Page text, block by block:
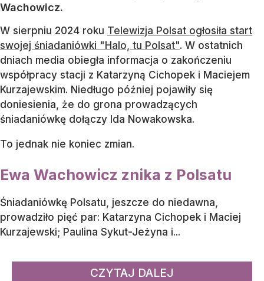
Wachowicz.
W sierpniu 2024 roku Telewizja Polsat ogłosiła start
swojej śniadaniówki "Halo, tu Polsat". W ostatnich
dniach media obiegła informacja o zakończeniu
współpracy stacji z Katarzyną Cichopek i Maciejem
Kurzajewskim. Niedługo później pojawiły się
doniesienia, że do grona prowadzących
śniadaniówkę dołączy Ida Nowakowska.
To jednak nie koniec zmian.
Ewa Wachowicz znika z Polsatu
Śniadaniówkę Polsatu, jeszcze do niedawna,
prowadziło pięć par: Katarzyna Cichopek i Maciej
Kurzajewski; Paulina Sykut-Jeżyna i...
CZYTAJ DALEJ